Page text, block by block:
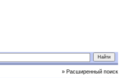
» Расширенный поиск